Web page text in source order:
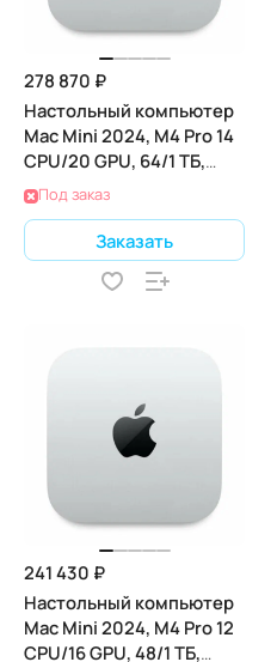
278 870 ₽
Настольный компьютер
Mac Mini 2024, M4 Pro 14
CPU/20 GPU, 64/1 ТБ,
(Z1JV000KD)
Под заказ
Заказать
241 430 ₽
Настольный компьютер
Mac Mini 2024, M4 Pro 12
CPU/16 GPU, 48/1 ТБ,